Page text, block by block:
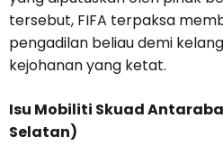
tersebut, FIFA terpaksa
pengadilan beliau demi
kejohanan yang ketat.
Isu Mobiliti Skuad
Selatan)